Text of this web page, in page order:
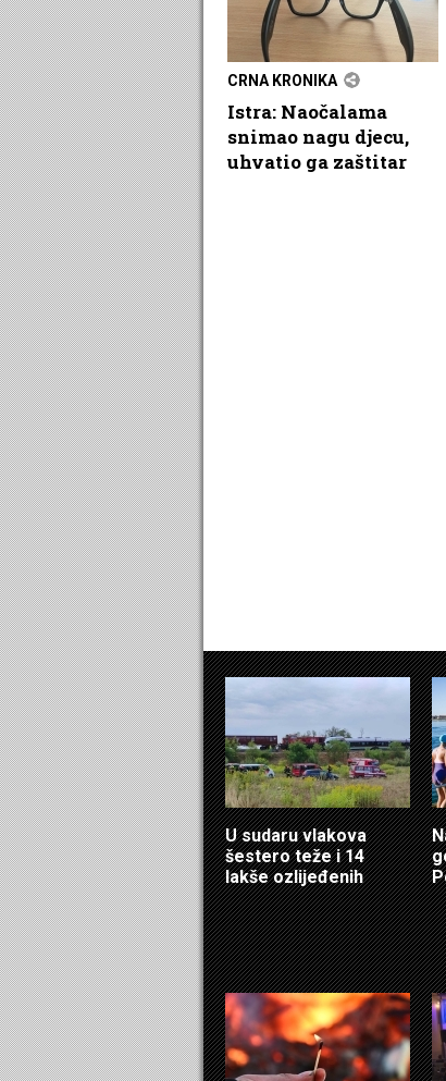
CRNA KRONIKA
Istra: Naočalama
snimao nagu djecu,
uhvatio ga zaštitar
U sudaru vlakova
šestero teže i 14
lakše ozlijeđenih